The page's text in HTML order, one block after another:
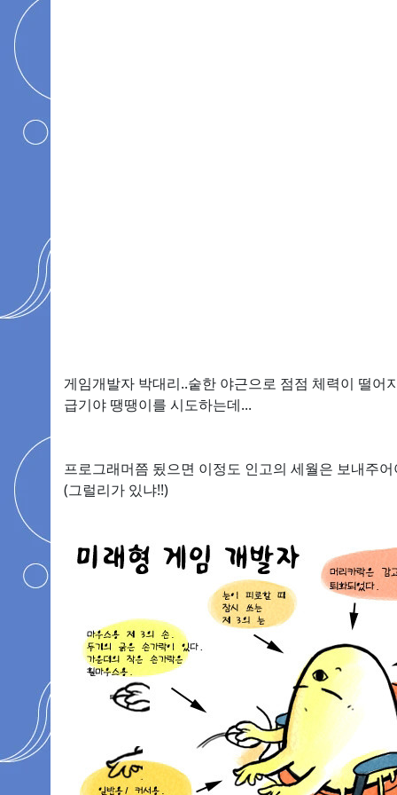
게임개발자 박대리..숱한 야근으로 점점 체력이 떨어
급기야 땡땡이를 시도하는데...
프로그래머쯤 됬으면 이정도 인고의 세월은 보내주
(그럴리가 있냐!!)